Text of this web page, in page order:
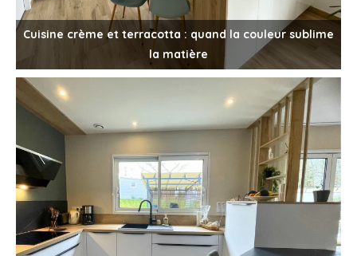
Cuisine crème et terracotta : quand la couleur sublime
la matière